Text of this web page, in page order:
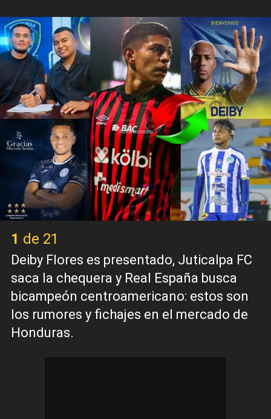
1 de 21
Deiby Flores es presentado, Juticalpa FC
saca la chequera y Real España busca
bicampeón centroamericano: estos son
los rumores y fichajes en el mercado de
Honduras.
X